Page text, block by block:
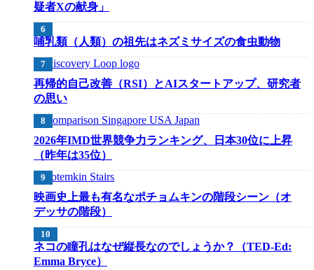
疑者Xの献身」
哺乳類（人類）の祖先はネズミサイズの食虫動物
再帰的自己改善（RSI）とAIスタートアップ、研究者
の思い
2026年IMD世界競争力ランキング、日本30位に上昇
（昨年は35位）
映画史上最も有名なポチョムキンの階段シーン（オ
デッサの階段）
ネコの瞳孔はなぜ縦長なのでしょうか？（TED-Ed:
Emma Bryce）